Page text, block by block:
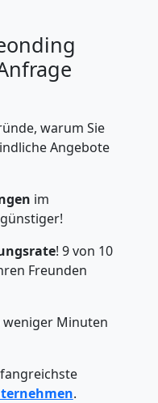
warum Sie
Angebote
im
! 9 von 10
Freunden
Minuten
.